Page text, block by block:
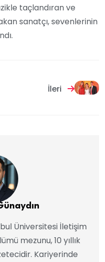
taçlandıran ve
sanatçı, sevenlerinin
İleri
Üniversitesi İletişim
mezunu, 10 yıllık
Kariyerinde